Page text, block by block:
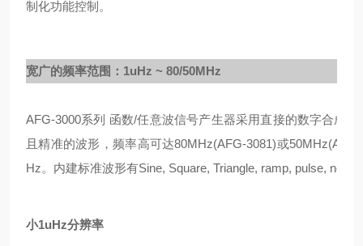
制化功能控制。
宽广的频率范围：1uHz ~ 80/50MHz
AFG-3000系列 函数/任意波信号产生器采用直接的数字合成
且精准的波形，频率高可达80MHz(AFG-3081)或
Hz。内建标准波形有Sine, Square, Triangle, ramp, pulse,
小1uHz分辨率